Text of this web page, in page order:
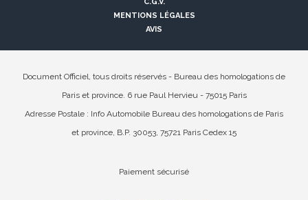
MENTIONS LÉGALES
AVIS
Document Officiel, tous droits réservés - Bureau des homologations de
Paris et province. 6 rue Paul Hervieu - 75015 Paris
Adresse Postale : Info Automobile Bureau des homologations de Paris
et province, B.P. 30053, 75721 Paris Cedex 15
Paiement sécurisé